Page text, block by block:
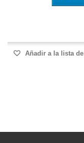
Añadir a la lista